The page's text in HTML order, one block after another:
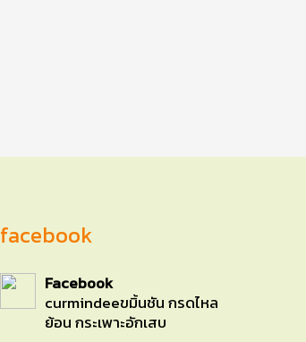
facebook
Facebook
curmindeeขมิ้นชัน กรดไหล
ย้อน กระเพาะอักเสบ